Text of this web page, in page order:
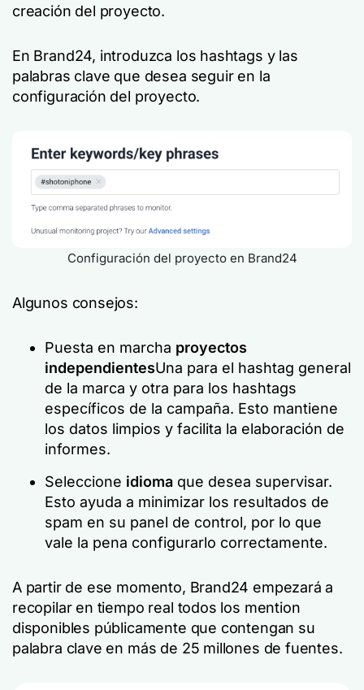
creación del proyecto.
En Brand24, introduzca los hashtags y las
palabras clave que desea seguir en la
configuración del proyecto.
Configuración del proyecto en Brand24
Algunos consejos:
Puesta en marcha proyectos
independientesUna para el hashtag general
de la marca y otra para los hashtags
específicos de la campaña. Esto mantiene
los datos limpios y facilita la elaboración de
informes.
Seleccione idioma que desea supervisar.
Esto ayuda a minimizar los resultados de
spam en su panel de control, por lo que
vale la pena configurarlo correctamente.
A partir de ese momento, Brand24 empezará a
recopilar en tiempo real todos los mention
disponibles públicamente que contengan su
palabra clave en más de 25 millones de fuentes.